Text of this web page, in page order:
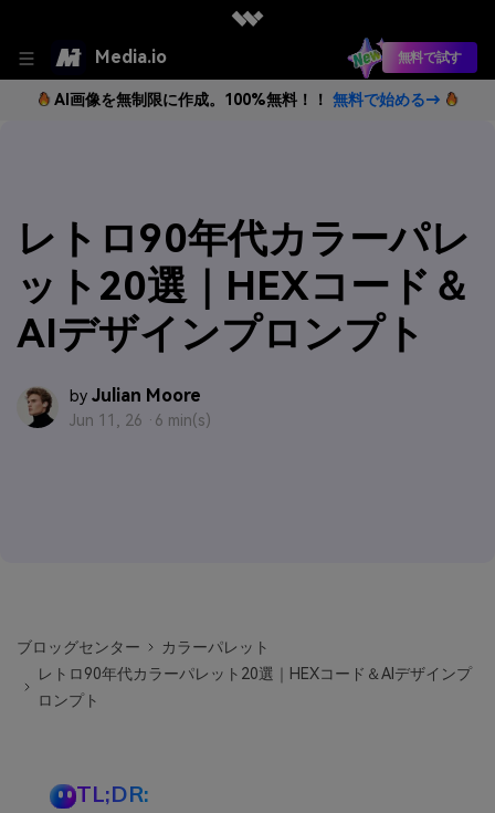
Media.io 無料で試す
AI画像を無制限に作成。100%無料！！ 無料で始める→
レトロ90年代カラーパレ
ット20選｜HEXコード＆
AIデザインプロンプト
by Julian Moore
Jun 11, 26 · 6 min(s)
ブロッグセンター
カラーパレット
レトロ90年代カラーパレット20選｜HEXコード＆AIデザインプ
ロンプト
TL;DR: